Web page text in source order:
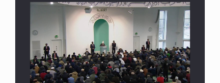
القرآن قاضٍ وحكمٌ على السنة ومهيمنٌ عليها.. ليس
العكس